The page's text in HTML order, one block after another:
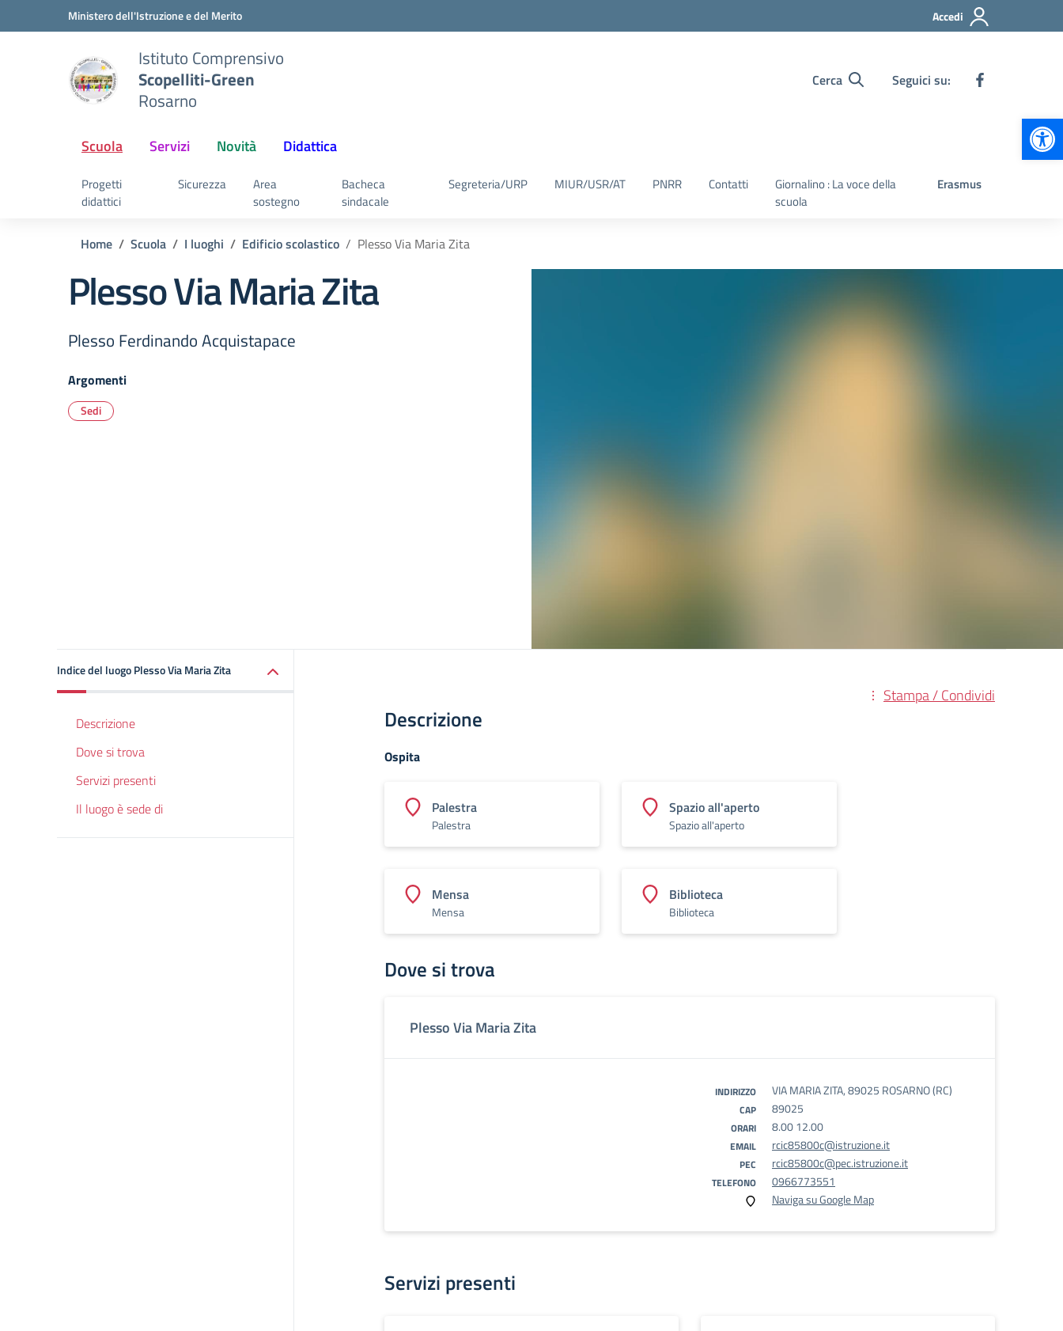
Vai ai contenuti
Vai al menu di navigazioneMinistero dell'Istruzione e del Merito Accedi
Istituto Comprensivo
Scopelliti-Green
Rosarno
Cerca Seguici su:
Scuola Servizi Novità Didattica
Progetti
didattici
Sicurezza
Area
sostegno
Bacheca
sindacale
Segreteria/URP MIUR/USR/AT PNRR Contatti
Giornalino : La voce della
scuola
Erasmus
Home Scuola I luoghi Edificio scolastico Plesso Via Maria Zita
Plesso Via Maria Zita
Plesso Ferdinando Acquistapace
Argomenti
Sedi
Indice del luogo Plesso Via Maria Zita
Descrizione
Dove si trova
Servizi presenti
Il luogo è sede di
Stampa / Condividi
Descrizione
Ospita
Palestra
Palestra
Spazio all'aperto
Spazio all'aperto
Mensa
Mensa
Biblioteca
Biblioteca
Dove si trova
Plesso Via Maria Zita
INDIRIZZO VIA MARIA ZITA, 89025 ROSARNO (RC)
CAP 89025
ORARI 8.00 12.00
EMAIL rcic85800c@istruzione.it
PEC rcic85800c@pec.istruzione.it
TELEFONO
0966773551
Naviga su Google Map
Servizi presenti